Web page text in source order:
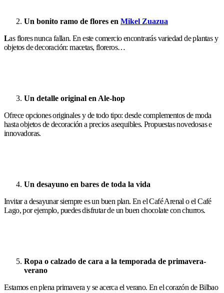
Un bonito ramo de flores en Mikel Zuazua
Las flores nunca fallan. En este comercio encontrarás variedad de plantas y
objetos de decoración: macetas, floreros…
Un detalle original en Ale-hop
Ofrece opciones originales y de todo tipo: desde complementos de moda
hasta objetos de decoración a precios asequibles. Propuestas novedosas e
innovadoras.
Un desayuno en bares de toda la vida
Invitar a desayunar siempre es un buen plan. En el Café Arenal o el Café
Lago, por ejemplo, puedes disfrutar de un buen chocolate con churros.
Ropa o calzado de cara a la temporada de primavera-
verano
Estamos en plena primavera y se acerca el verano. En el corazón de Bilbao